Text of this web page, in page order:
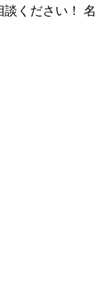
ください！ 名